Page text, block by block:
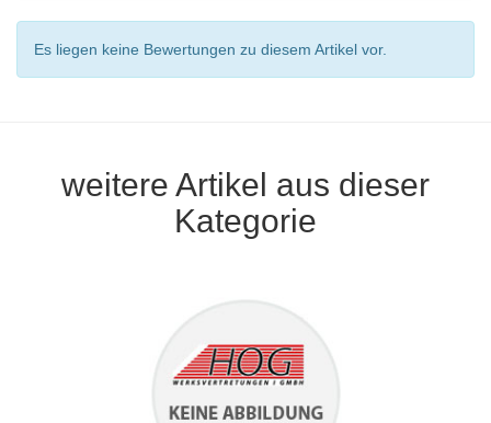
Es liegen keine Bewertungen zu diesem Artikel vor.
weitere Artikel aus dieser
Kategorie